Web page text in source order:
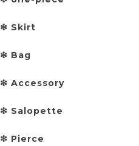
❇︎ Skirt
❇︎ Bag
❇︎ Accessory
❇︎ Salopette
❇︎ Pierce